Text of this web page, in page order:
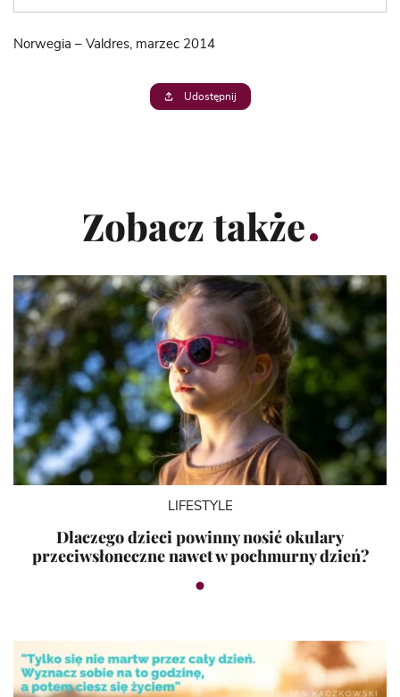
Norwegia – Valdres, marzec 2014
Udostępnij
Zobacz także
LIFESTYLE
Dlaczego dzieci powinny nosić okulary
przeciwsłoneczne nawet w pochmurny dzień?